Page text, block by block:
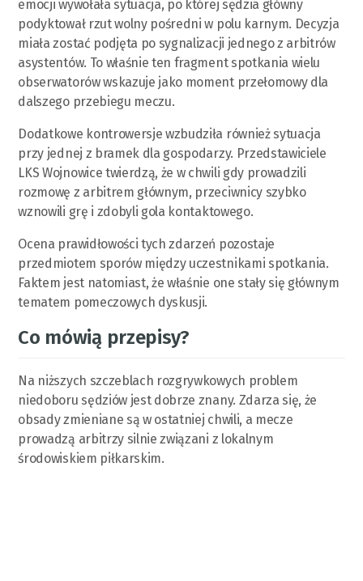
emocji wywołała sytuacja, po której sędzia główny
podyktował rzut wolny pośredni w polu karnym. Decyzja
miała zostać podjęta po sygnalizacji jednego z arbitrów
asystentów. To właśnie ten fragment spotkania wielu
obserwatorów wskazuje jako moment przełomowy dla
dalszego przebiegu meczu.
Dodatkowe kontrowersje wzbudziła również sytuacja
przy jednej z bramek dla gospodarzy. Przedstawiciele
LKS Wojnowice twierdzą, że w chwili gdy prowadzili
rozmowę z arbitrem głównym, przeciwnicy szybko
wznowili grę i zdobyli gola kontaktowego.
Ocena prawidłowości tych zdarzeń pozostaje
przedmiotem sporów między uczestnikami spotkania.
Faktem jest natomiast, że właśnie one stały się głównym
tematem pomeczowych dyskusji.
Co mówią przepisy?
Na niższych szczeblach rozgrywkowych problem
niedoboru sędziów jest dobrze znany. Zdarza się, że
obsady zmieniane są w ostatniej chwili, a mecze
prowadzą arbitrzy silnie związani z lokalnym
środowiskiem piłkarskim.